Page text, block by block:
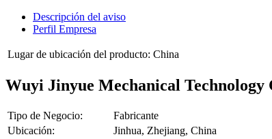
Descripción del aviso
Perfil Empresa
Lugar de ubicación del producto: China
Wuyi Jinyue Mechanical Technology
Tipo de Negocio:
Fabricante
Ubicación:
Jinhua, Zhejiang, China